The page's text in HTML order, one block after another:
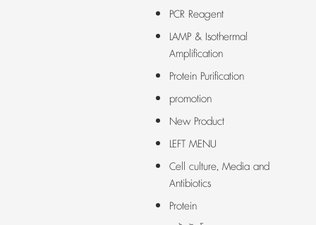
PCR Reagent
LAMP & Isothermal
Amplification
Protein Purification
promotion
New Product
LEFT MENU
Cell culture, Media and
Antibiotics
Protein